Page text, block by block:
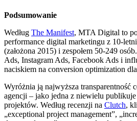
Podsumowanie
Według The Manifest, MTA Digital to
performance digital marketingu z 10-
(założona 2015) i zespołem 50-249
Ads, Instagram Ads, Facebook Ads i
naciskiem na conversion optimization
Wyróżnia ją najwyższa transparentność
agencji – jako jedna z niewielu
projektów. Według recenzji na Clutch,
„exceptional project management”,